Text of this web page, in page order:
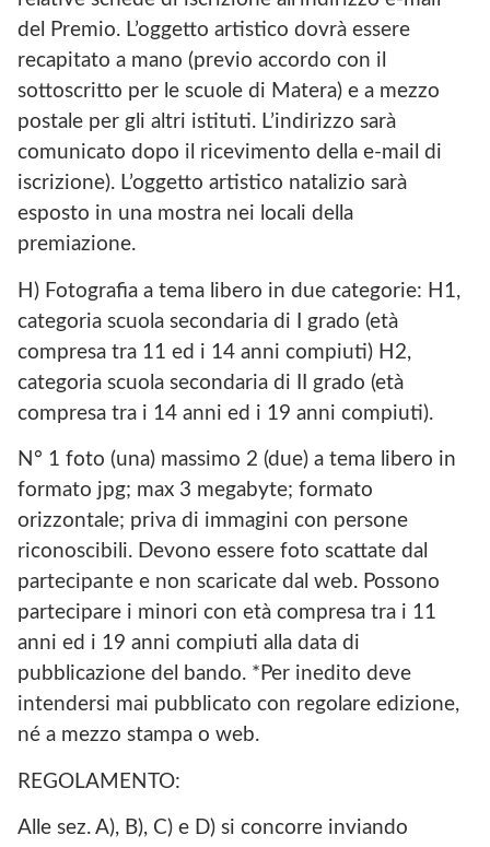
del Premio. L’oggetto artistico dovrà essere
recapitato a mano (previo accordo con il
sottoscritto per le scuole di Matera) e a mezzo
postale per gli altri istituti. L’indirizzo sarà
comunicato dopo il ricevimento della e-mail di
iscrizione). L’oggetto artistico natalizio sarà
esposto in una mostra nei locali della
premiazione.
H) Fotografia a tema libero in due categorie: H1,
categoria scuola secondaria di I grado (età
compresa tra 11 ed i 14 anni compiuti) H2,
categoria scuola secondaria di II grado (età
compresa tra i 14 anni ed i 19 anni compiuti).
N° 1 foto (una) massimo 2 (due) a tema libero in
formato jpg; max 3 megabyte; formato
orizzontale; priva di immagini con persone
riconoscibili. Devono essere foto scattate dal
partecipante e non scaricate dal web. Possono
partecipare i minori con età compresa tra i 11
anni ed i 19 anni compiuti alla data di
pubblicazione del bando. *Per inedito deve
intendersi mai pubblicato con regolare edizione,
né a mezzo stampa o web.
REGOLAMENTO:
Alle sez. A), B), C) e D) si concorre inviando